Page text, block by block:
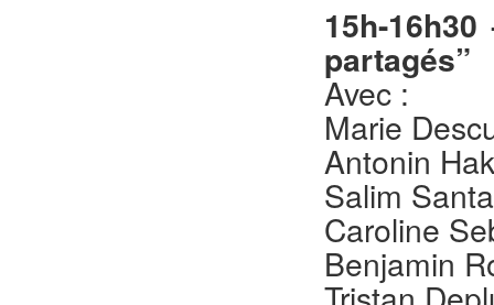
15h-
partagés”
Avec :
Marie
Antonin
Salim
Caroline
Benjamin